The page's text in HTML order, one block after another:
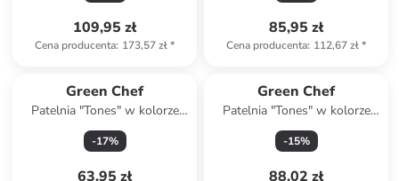
109,95 zł
Cena producenta: 173,57 zł*
85,95 zł
Cena producenta: 112,67 zł*
Green Chef
Patelnia "Tones" w kolorze
szarobrązowym - Ø 20 cm
-17%
63,95 zł
Green Chef
Patelnia "Tones" w kolorze
błękitnym - Ø 28 cm
-15%
88,02 zł